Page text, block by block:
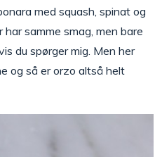
med squash, spinat og
samme smag, men bare
du spørger mig. Men her
og så er orzo altså helt